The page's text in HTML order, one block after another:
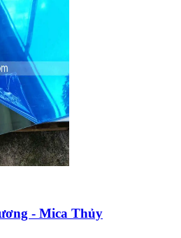
- Mica Thủy